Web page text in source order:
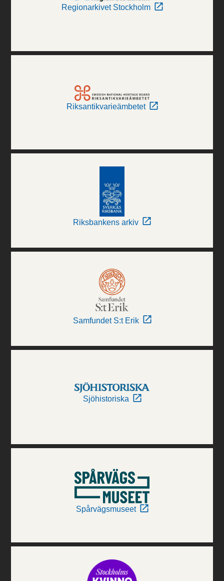
Regionarkivet Stockholm
Riksantikvarieämbetet
Riksbankens arkiv
Samfundet S:t Erik
Sjöhistoriska
Spårvägsmuseet